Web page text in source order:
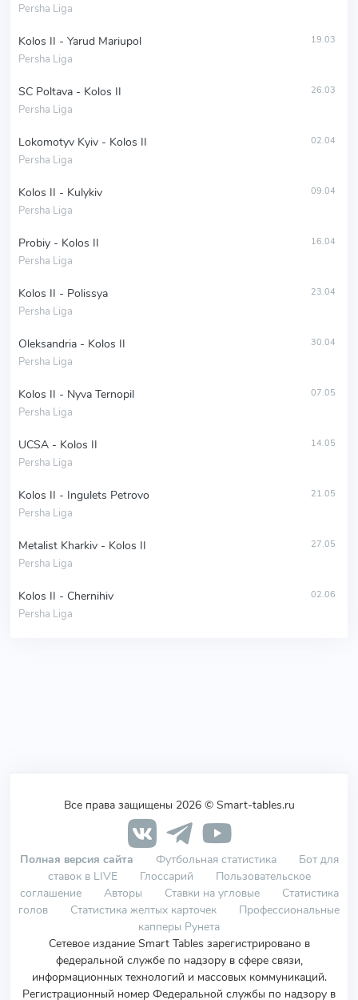
Persha Liga
Kolos II - Yarud Mariupol
Persha Liga
19.03
SC Poltava - Kolos II
Persha Liga
26.03
Lokomotyv Kyiv - Kolos II
Persha Liga
02.04
Kolos II - Kulykiv
Persha Liga
09.04
Probiy - Kolos II
Persha Liga
16.04
Kolos II - Polissya
Persha Liga
23.04
Oleksandria - Kolos II
Persha Liga
30.04
Kolos II - Nyva Ternopil
Persha Liga
07.05
UCSA - Kolos II
Persha Liga
14.05
Kolos II - Ingulets Petrovo
Persha Liga
21.05
Metalist Kharkiv - Kolos II
Persha Liga
27.05
Kolos II - Chernihiv
Persha Liga
02.06
Все права защищены 2026 © Smart-tables.ru
Полная версия сайта Футбольная статистика
Бот для
ставок в LIVE
Глоссарий
Пользовательское
соглашение
Авторы Ставки на угловые
Статистика
голов
Статистика желтых карточек
Профессиональные
капперы Рунета
Сетевое издание Smart Tables зарегистрировано в
федеральной службе по надзору в сфере связи,
информационных технологий и массовых коммуникаций.
Регистрационный номер Федеральной службы по надзору в